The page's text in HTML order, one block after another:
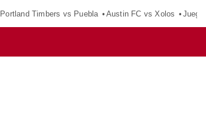
Portland Timbers vs Puebla Austin FC vs Xolos